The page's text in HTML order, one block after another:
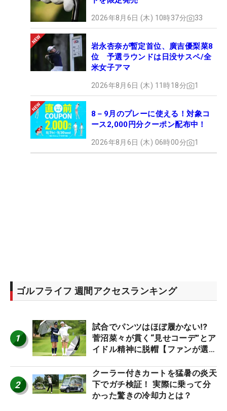
2026年8月6日 (木) 10時37分 33
岩永杏奈が暫定首位、廣吉優梨菜8
位 予選ラウンドは日没サスペ/全
米女子アマ
2026年8月6日 (木) 11時18分 1
8－9月のプレーに使える！対象コ
ース2,000円分クーポン配布中！
2026年8月6日 (木) 06時00分 1
ゴルフライフ 週間アクセスランキング
1
試合でパンツはほぼ履かない⁉
菅沼菜々が貫く“見せコーデ”とア
イドル精神に脱帽【ファンが選ぶ
2
クーラー付きカートを猛暑の炎天
下でガチ検証！ 実際に乗って分
かった驚きの冷却力とは？